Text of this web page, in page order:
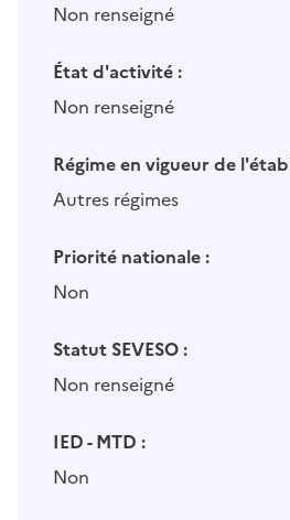
Non renseigné
État d'activité :
Non renseigné
Régime en vigueur de
Autres régimes
Priorité nationale :
Non
Statut SEVESO :
Non renseigné
IED - MTD :
Non